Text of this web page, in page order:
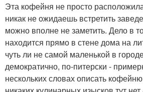
Эта кофейня не просто
никак не ожидаешь встретить
можно вполне не заметить. Дело в
находится прямо в стене дома на
чуть ли не самой маленькой в
демократично, по-питерски -
нескольких словах описать